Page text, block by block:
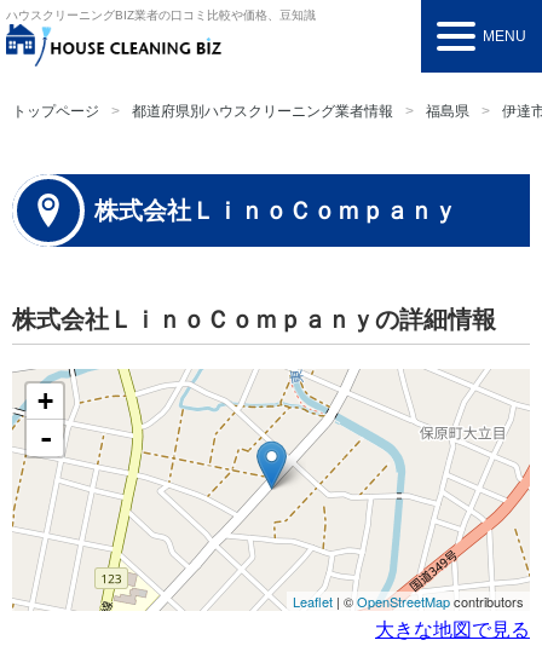
ハウスクリーニングBIZ業者の口コミ比較や価格、豆知識
MENU
トップページ 都道府県別ハウスクリーニング業者情報 福島県 伊達
株式会社ＬｉｎｏＣｏｍｐａｎｙ
株式会社ＬｉｎｏＣｏｍｐａｎｙの詳細情報
+
-
Leaflet | ©OpenStreetMapcontributors
大きな地図で見る